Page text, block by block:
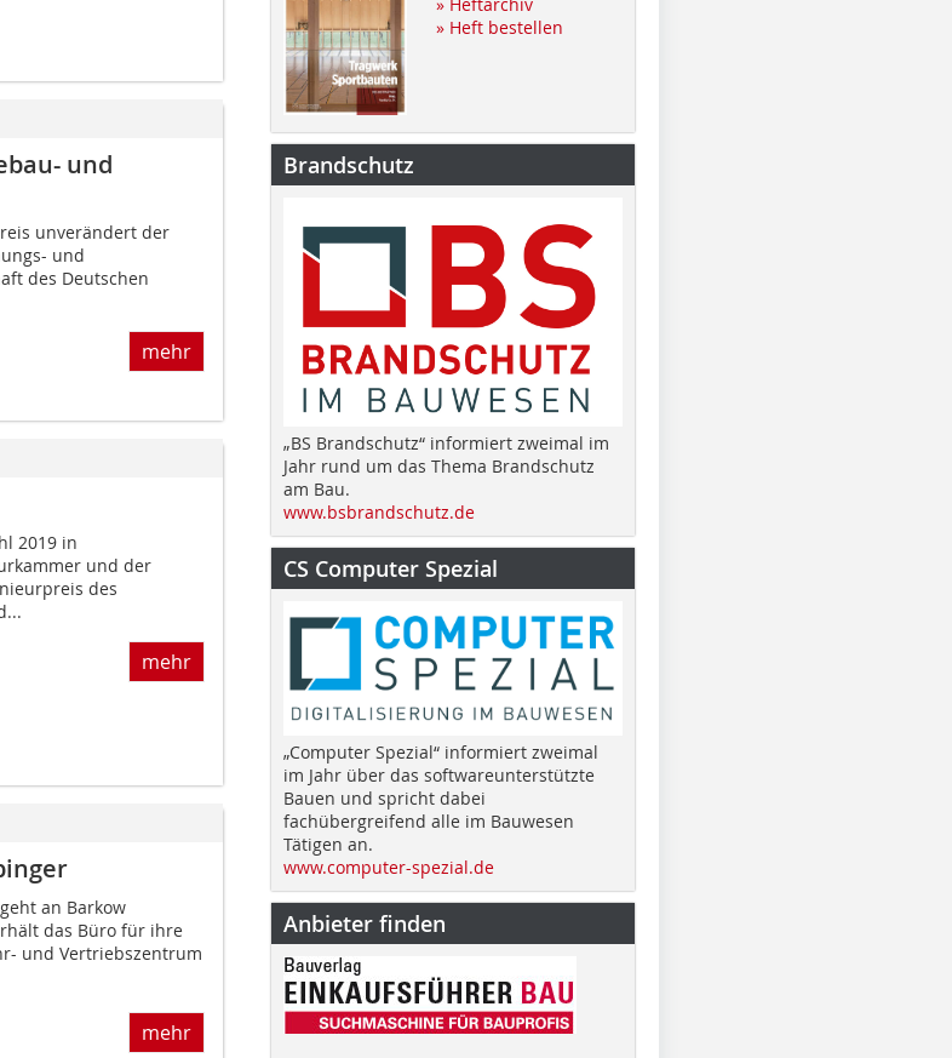
und
unverändert der
und
des Deutschen
mehr
2019 in
und der
des
mehr
an Barkow
das Büro für ihre
und Vertriebszentrum
mehr
» Heft bestellen
Brandschutz
„BS Brandschutz“ informiert zweimal im
Jahr rund um das Thema Brandschutz
am Bau.
www.bsbrandschutz.de
CS Computer Spezial
„Computer Spezial“ informiert zweimal
im Jahr über das softwareunterstützte
Bauen und spricht dabei
fachübergreifend alle im Bauwesen
Tätigen an.
www.computer-spezial.de
Anbieter finden